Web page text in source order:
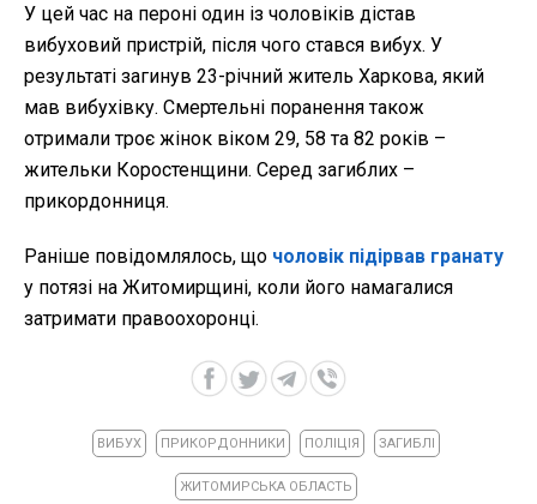
У цей час на пероні один із чоловіків дістав
вибуховий пристрій, після чого стався вибух. У
результаті загинув 23-річний житель Харкова, який
мав вибухівку. Смертельні поранення також
отримали троє жінок віком 29, 58 та 82 років –
жительки Коростенщини. Серед загиблих –
прикордонниця.
Раніше повідомлялось, що чоловік підірвав гранату
у потязі на Житомирщині, коли його намагалися
затримати правоохоронці.
ВИБУХ ПРИКОРДОННИКИ ПОЛІЦІЯ ЗАГИБЛІ
ЖИТОМИРСЬКА ОБЛАСТЬ